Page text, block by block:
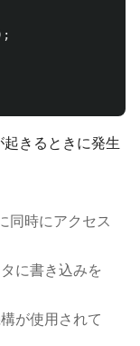
きるときに発生
時にアクセス
に書き込みを
が使用されて